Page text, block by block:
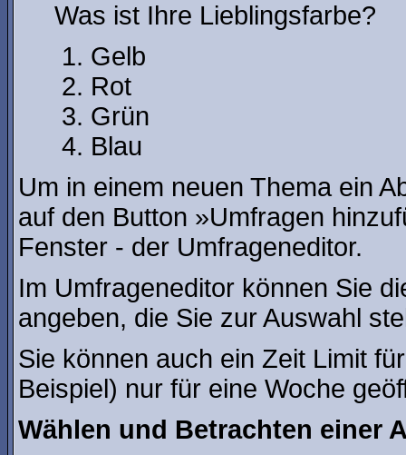
Was ist Ihre Lieblingsfarbe?
Gelb
Rot
Grün
Blau
Um in einem neuen Thema ein
auf den Button »Umfragen
Fenster - der Umfrageneditor.
Im Umfrageneditor können Sie
angeben, die Sie zur Auswahl
Sie können auch ein Zeit Limit
Beispiel) nur für eine Woche
Wählen und Betrachten einer